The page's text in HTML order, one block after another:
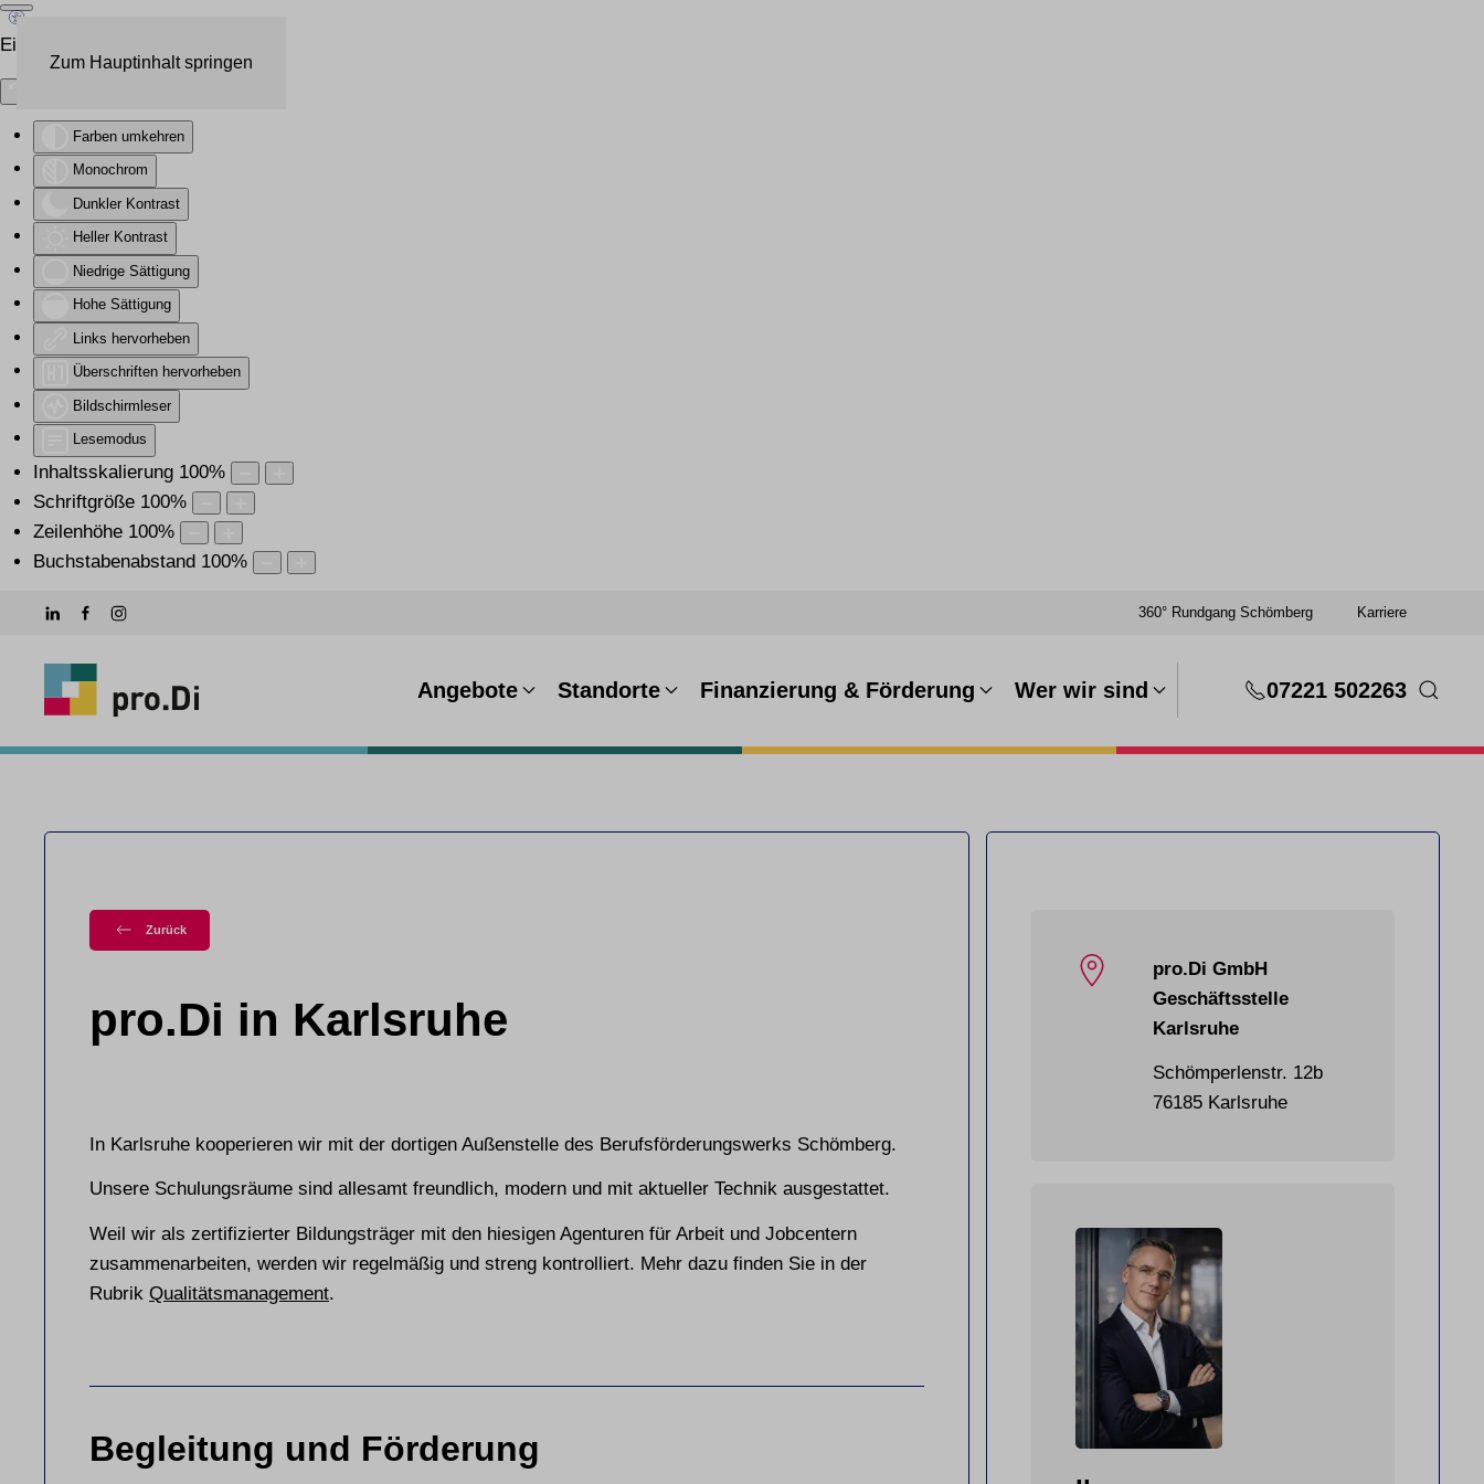
Eingabehilfen öffnen
Farben umkehren
Monochrom
Dunkler Kontrast
Heller Kontrast
Niedrige Sättigung
Hohe Sättigung
Links hervorheben
Überschriften hervorheben
Bildschirmleser
Lesemodus
Inhaltsskalierung 100%
Schriftgröße 100%
Zeilenhöhe 100%
Buchstabenabstand 100%
Zum Hauptinhalt springen
360° Rundgang Schömberg Karriere
Angebote Standorte Finanzierung & Förderung Wer wir sind 07221 502263
Zurück
pro.Di in Karlsruhe
In Karlsruhe kooperieren wir mit der dortigen Außenstelle des Berufsförderungswerks Schömberg.
Unsere Schulungsräume sind allesamt freundlich, modern und mit aktueller Technik ausgestattet.
Weil wir als zertifizierter Bildungsträger mit den hiesigen Agenturen für Arbeit und Jobcentern
zusammenarbeiten, werden wir regelmäßig und streng kontrolliert. Mehr dazu finden Sie in der
Rubrik Qualitätsmanagement.
Begleitung und Förderung
pro.Di GmbH
Geschäftsstelle
Karlsruhe
Schömperlenstr. 12b
76185 Karlsruhe